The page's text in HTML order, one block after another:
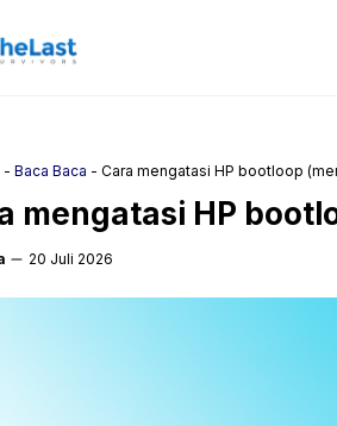
- Baca Baca - Cara mengatasi HP bootloop
mengatasi HP
20 Juli 2026